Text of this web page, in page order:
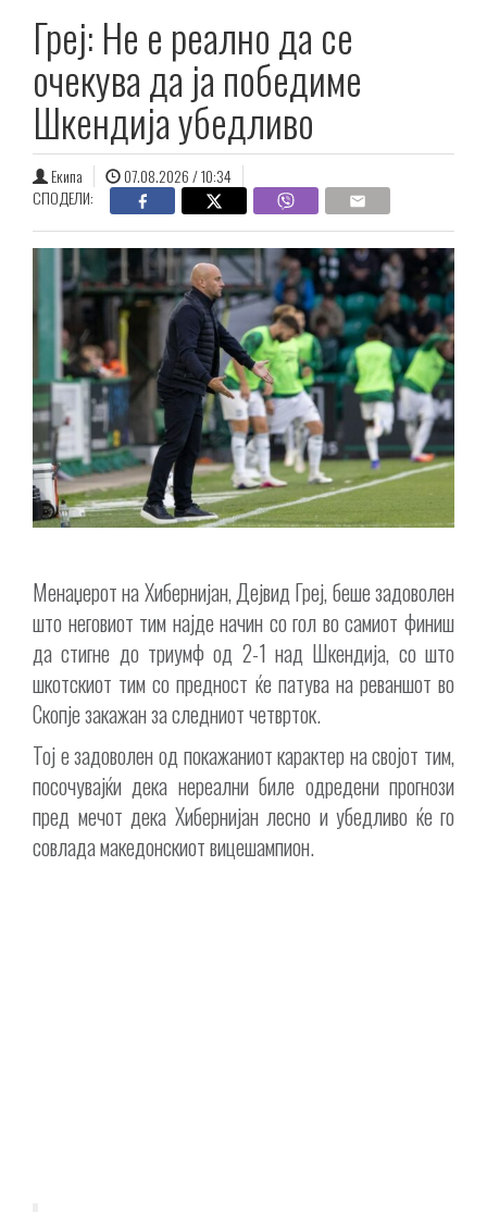
Греј: Не е реално да се
очекува да ја победиме
Шкендија убедливо
Екипа
07.08.2026 / 10:34
СПОДЕЛИ:
Менаџерот на Хибернијан, Дејвид Греј, беше задоволен
што неговиот тим најде начин со гол во самиот финиш
да стигне до триумф од 2-1 над Шкендија, со што
шкотскиот тим со предност ќе патува на реваншот во
Скопје закажан за следниот четврток.
Тој е задоволен од покажаниот карактер на својот тим,
посочувајќи дека нереални биле одредени прогнози
пред мечот дека Хибернијан лесно и убедливо ќе го
совлада македонскиот вицешампион.